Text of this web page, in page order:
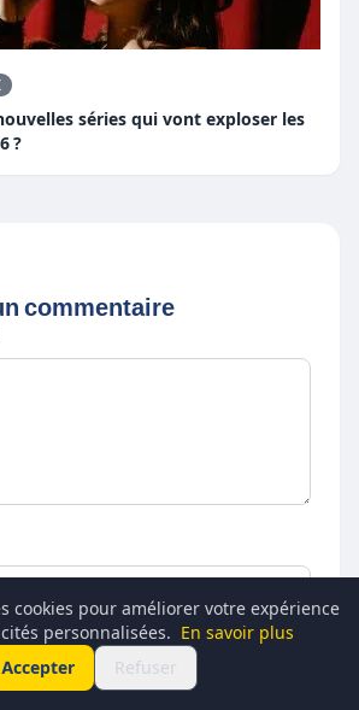
séries qui vont exploser les
?
commentaire
cookies pour améliorer votre expérience
personnalisées. En savoir plus
Accepter
Refuser